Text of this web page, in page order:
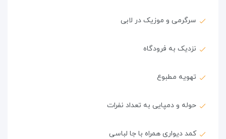
سرگرمی و موزیک در لابی
نزدیک به فرودگاه
تهویه مطبوع
حوله و دمپایی به تعداد نفرات
کمد دیواری همراه با جا لباسی